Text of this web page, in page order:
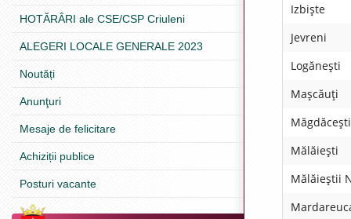
HOTĂRÂRI ale CSE/CSP Criuleni
ALEGERI LOCALE GENERALE 2023
Noutăți
Anunţuri
Mesaje de felicitare
Achiziții publice
Posturi vacante
Izbişte
Jevreni
Logăneşti
Maşcăuţi
Măgdăceşti
Mălăieşti
Mălăieştii